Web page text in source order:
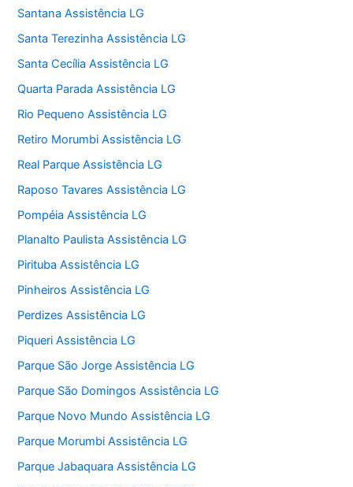
Santana Assistência LG
Santa Terezinha Assistência LG
Santa Cecília Assistência LG
Quarta Parada Assistência LG
Rio Pequeno Assistência LG
Retiro Morumbi Assistência LG
Real Parque Assistência LG
Raposo Tavares Assistência LG
Pompéia Assistência LG
Planalto Paulista Assistência LG
Pirituba Assistência LG
Pinheiros Assistência LG
Perdizes Assistência LG
Piqueri Assistência LG
Parque São Jorge Assistência LG
Parque São Domingos Assistência LG
Parque Novo Mundo Assistência LG
Parque Morumbi Assistência LG
Parque Jabaquara Assistência LG